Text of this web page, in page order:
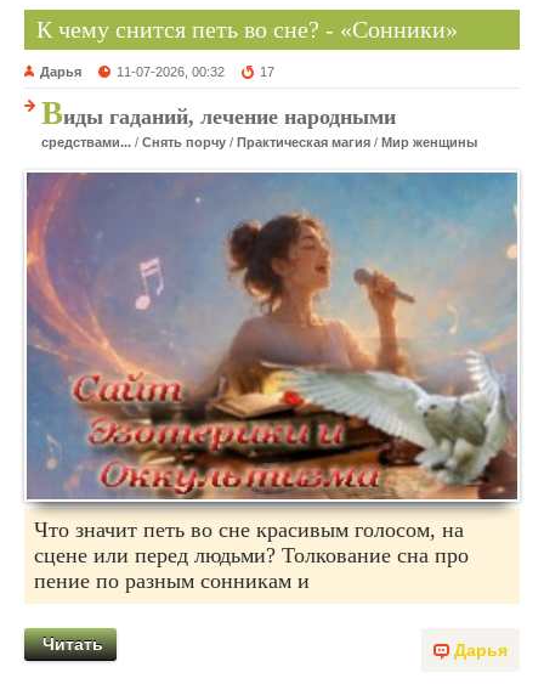
К чему снится петь во сне? - «Сонники»
Дарья 11-07-2026, 00:32 17
Виды гаданий, лечение народными
средствами... / Снять порчу / Практическая магия / Мир женщины
Что значит петь во сне красивым голосом, на
сцене или перед людьми? Толкование сна про
пение по разным сонникам и
Дарья
Читать